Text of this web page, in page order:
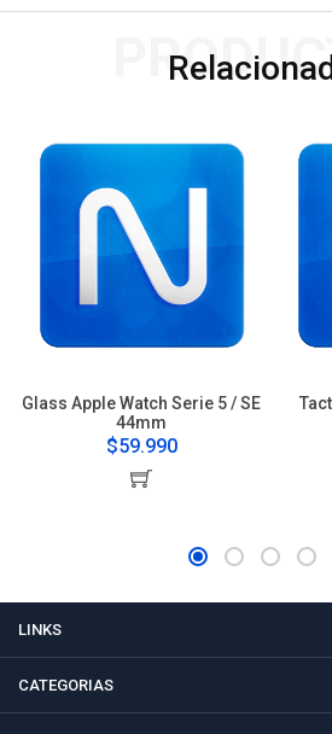
Glass Apple Watch Serie 5 / SE
44mm
$59.990
LINKS
CATEGORIAS